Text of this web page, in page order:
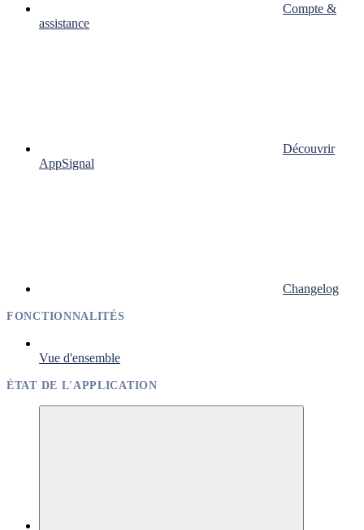
Compte &
assistance
Découvrir
AppSignal
Changelog
FONCTIONNALITÉS
Vue d'ensemble
ÉTAT DE L'APPLICATION